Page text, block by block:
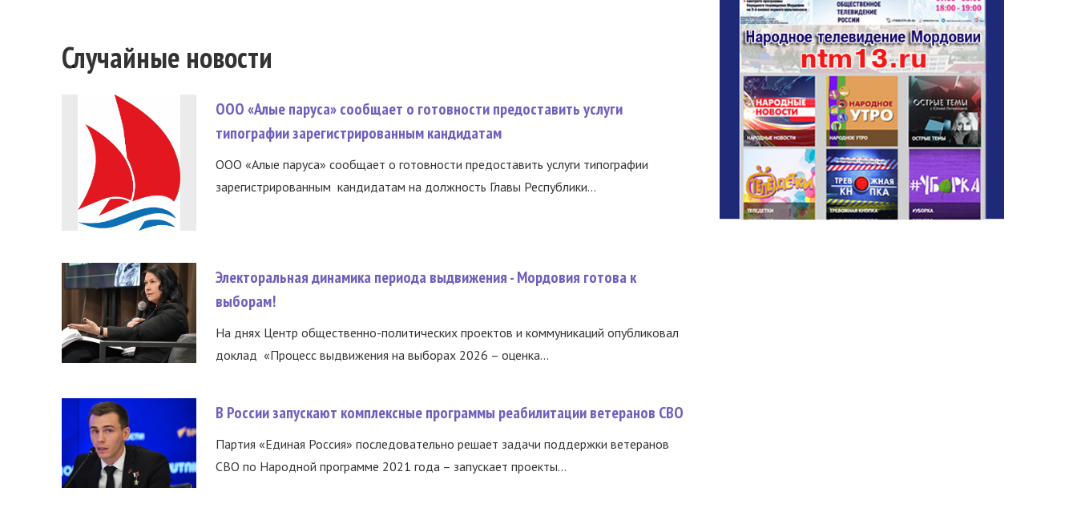
Случайные новости
ООО «Алые паруса» сообщает о готовности предоставить услуги
типографии зарегистрированным кандидатам
ООО «Алые паруса» сообщает о готовности предоставить услуги типографии
зарегистрированным кандидатам на должность Главы Республики...
Электоральная динамика периода выдвижения - Мордовия готова к
выборам!
На днях Центр общественно-политических проектов и коммуникаций опубликовал
доклад «Процесс выдвижения на выборах 2026 – оценка...
В России запускают комплексные программы реабилитации ветеранов СВО
Партия «Единая Россия» последовательно решает задачи поддержки ветеранов
СВО по Народной программе 2021 года – запускает проекты...